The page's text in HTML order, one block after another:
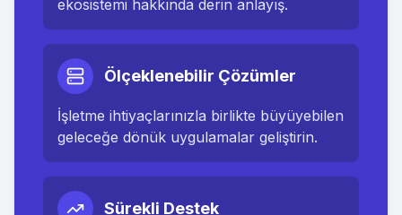
ekosistemi hakkında derin anlayış.
Ölçeklenebilir Çözümler
İşletme ihtiyaçlarınızla birlikte büyüyebilen
geleceğe dönük uygulamalar geliştirin.
Sürekli Destek